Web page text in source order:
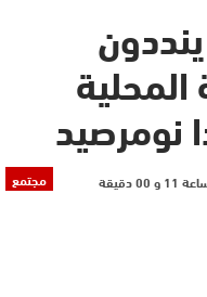
نومرصيد
مجتمع